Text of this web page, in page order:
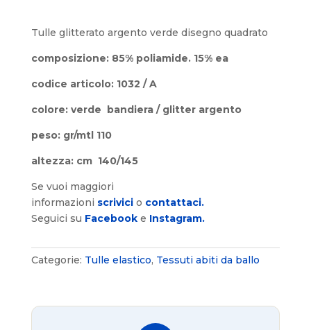
Tulle glitterato argento verde disegno quadrato
composizione: 85% poliamide. 15% ea
codice articolo: 1032 / A
colore: verde bandiera / glitter argento
peso: gr/mtl 110
altezza: cm 140/145
Se vuoi maggiori
informazioni scrivici o contattaci.
Seguici su Facebooke Instagram.
Categorie: Tulle elastico, Tessuti abiti da ballo